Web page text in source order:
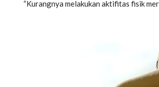
“Kurangnya melakukan aktifitas fisik